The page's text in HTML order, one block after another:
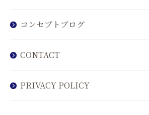
コンセプトブログ
CONTACT
PRIVACY POLICY